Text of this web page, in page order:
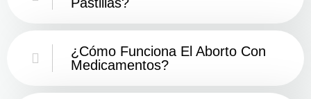
¿Cómo Funciona El Aborto Con
Medicamentos?